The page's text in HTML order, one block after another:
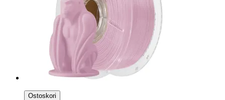
Ostoskori